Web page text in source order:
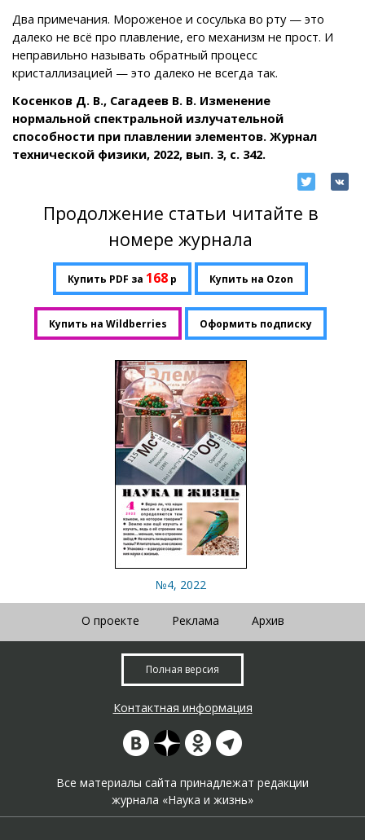
Два примечания. Мороженое и сосулька во рту — это
далеко не всё про плавление, его механизм не прост. И
неправильно называть обратный процесс
кристаллизацией — это далеко не всегда так.
Косенков Д. В., Сагадеев В. В. Изменение
нормальной спектральной излучательной
способности при плавлении элементов. Журнал
технической физики, 2022, вып. 3, с. 342.
Продолжение статьи читайте в
номере журнала
Купить PDF за 168 р Купить на Ozon
Купить на Wildberries Оформить подписку
№4, 2022
О проекте Реклама Архив
Полная версия
Контактная информация
Все материалы сайта принадлежат редакции
журнала «Наука и жизнь»